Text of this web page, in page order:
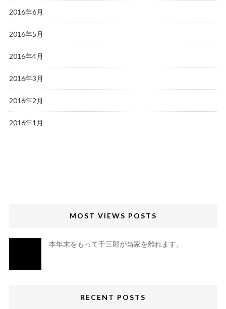
2016年6月
2016年5月
2016年4月
2016年3月
2016年2月
2016年1月
MOST VIEWS POSTS
本年末をもって千三郎が当家を離れます。
RECENT POSTS